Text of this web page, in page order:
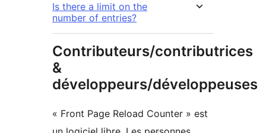
Is there a limit on the
number of entries?
Contributeurs/contributrices
&
développeurs/développeuses
« Front Page Reload Counter » est